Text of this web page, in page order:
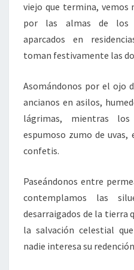
viejo que termina, vemos
por las almas de los
aparcados en
toman festivamente las
Asomándonos por el ojo
ancianos en asilos,
lágrimas, mientras
espumoso zumo de
confetis.
Paseándonos entre
contemplamos las
desarraigados de la tierra
la salvación celestial
nadie interesa su